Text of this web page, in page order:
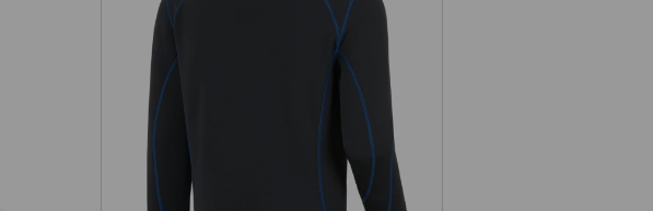
Funkční-Troyer thermo stretch